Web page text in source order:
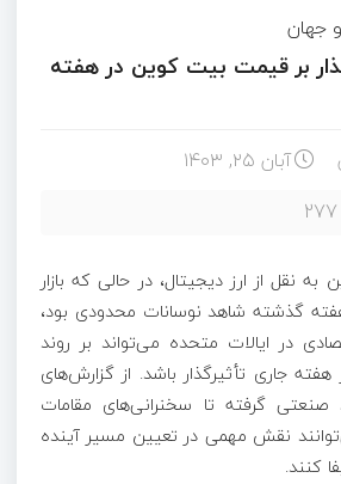
جهان
بر قیمت بیت کوین در هفته
آبان ۲۵, ۱۴۰۳
277
به نقل از ارز دیجیتال، در حالی که بازار
گذشته شاهد نوسانات محدودی بود،
در ایالات متحده می‌تواند بر روند
جاری تأثیرگذار باشد. از گزارش‌های
گرفته تا سخنرانی‌های مقامات
نقش مهمی در تعیین مسیر آینده
کنند.